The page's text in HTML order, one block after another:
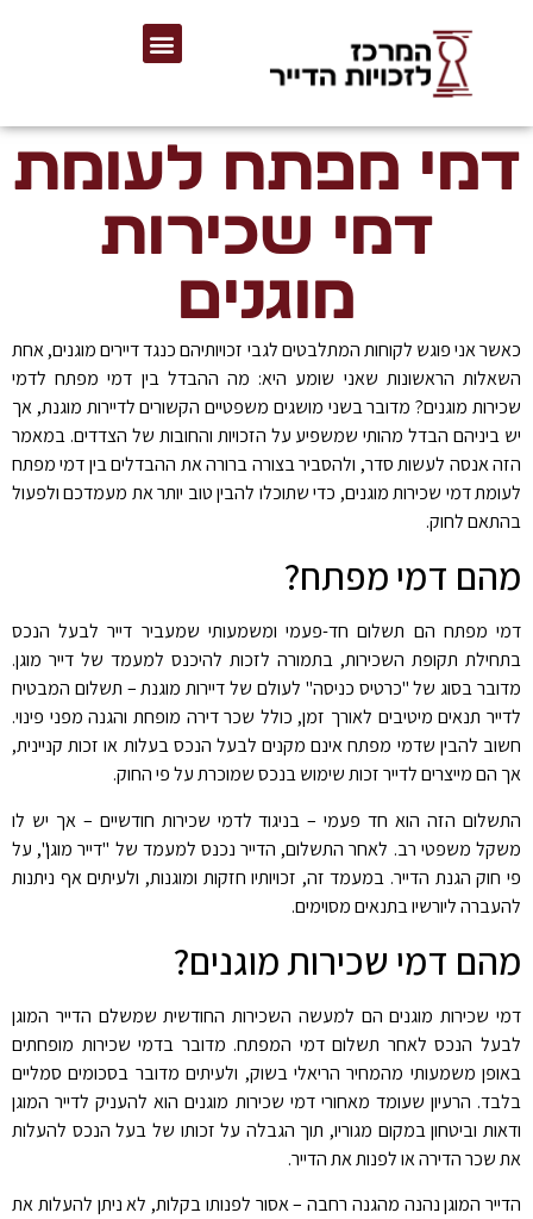
דמי מפתח לעומת
דמי שכירות
מוגנים
כאשר אני פוגש לקוחות המתלבטים לגבי זכויותיהם כנגד דיירים מוגנים, אחת
השאלות הראשונות שאני שומע היא: מה ההבדל בין דמי מפתח לדמי
שכירות מוגנים? מדובר בשני מושגים משפטיים הקשורים לדיירות מוגנת, אך
יש ביניהם הבדל מהותי שמשפיע על הזכויות והחובות של הצדדים. במאמר
הזה אנסה לעשות סדר, ולהסביר בצורה ברורה את ההבדלים בין דמי מפתח
לעומת דמי שכירות מוגנים, כדי שתוכלו להבין טוב יותר את מעמדכם ולפעול
בהתאם לחוק.
מהם דמי מפתח?
דמי מפתח הם תשלום חד-פעמי ומשמעותי שמעביר דייר לבעל הנכס
בתחילת תקופת השכירות, בתמורה לזכות להיכנס למעמד של דייר מוגן.
מדובר בסוג של "כרטיס כניסה" לעולם של דיירות מוגנת – תשלום המבטיח
לדייר תנאים מיטיבים לאורך זמן, כולל שכר דירה מופחת והגנה מפני פינוי.
חשוב להבין שדמי מפתח אינם מקנים לבעל הנכס בעלות או זכות קניינית,
אך הם מייצרים לדייר זכות שימוש בנכס שמוכרת על פי החוק.
התשלום הזה הוא חד פעמי – בניגוד לדמי שכירות חודשיים – אך יש לו
משקל משפטי רב. לאחר התשלום, הדייר נכנס למעמד של "דייר מוגן", על
פי חוק הגנת הדייר. במעמד זה, זכויותיו חזקות ומוגנות, ולעיתים אף ניתנות
להעברה ליורשיו בתנאים מסוימים.
מהם דמי שכירות מוגנים?
דמי שכירות מוגנים הם למעשה השכירות החודשית שמשלם הדייר המוגן
לבעל הנכס לאחר תשלום דמי המפתח. מדובר בדמי שכירות מופחתים
באופן משמעותי מהמחיר הריאלי בשוק, ולעיתים מדובר בסכומים סמליים
בלבד. הרעיון שעומד מאחורי דמי שכירות מוגנים הוא להעניק לדייר המוגן
ודאות וביטחון במקום מגוריו, תוך הגבלה על זכותו של בעל הנכס להעלות
את שכר הדירה או לפנות את הדייר.
הדייר המוגן נהנה מהגנה רחבה – אסור לפנותו בקלות, לא ניתן להעלות את